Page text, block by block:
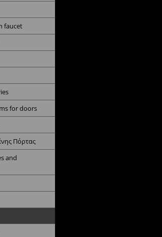
faucet
for doors
Πόρτας
and